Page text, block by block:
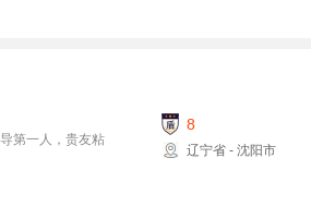
第一人，贵友粘
8
辽宁省 - 沈阳市